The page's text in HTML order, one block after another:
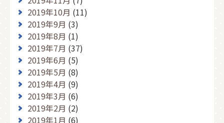
2019年10月 (11)
2019年9月 (3)
2019年8月 (1)
2019年7月 (37)
2019年6月 (5)
2019年5月 (8)
2019年4月 (9)
2019年3月 (6)
2019年2月 (2)
2019年1月 (6)